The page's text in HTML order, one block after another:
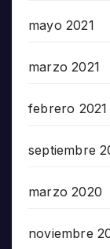
mayo 2021
marzo 2021
febrero 2021
septiembre
marzo 2020
noviembre